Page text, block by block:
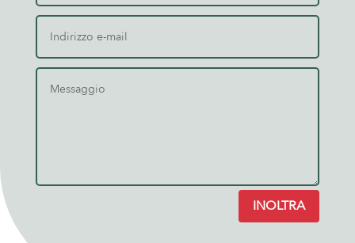
INOLTRA